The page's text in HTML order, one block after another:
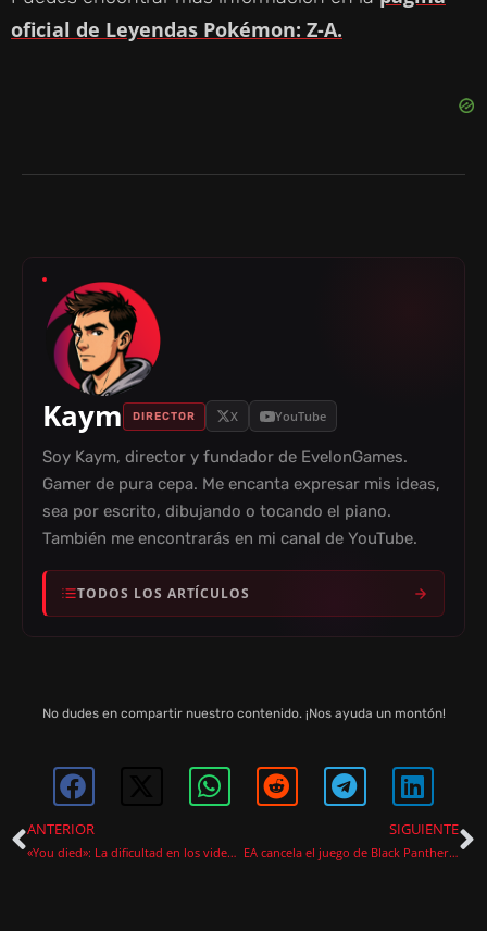
oficial de Leyendas Pokémon: Z-A.
Kaym DIRECTOR X YouTube
Soy Kaym, director y fundador de EvelonGames.
Gamer de pura cepa. Me encanta expresar mis ideas,
sea por escrito, dibujando o tocando el piano.
También me encontrarás en mi canal de YouTube.
TODOS LOS ARTÍCULOS
No dudes en compartir nuestro contenido. ¡Nos ayuda un montón!
ANTERIOR
«You died»: La dificultad en los videojuegos
SIGUIENTE
EA cancela el juego de Black Panther y cierra Cliffhanger Games